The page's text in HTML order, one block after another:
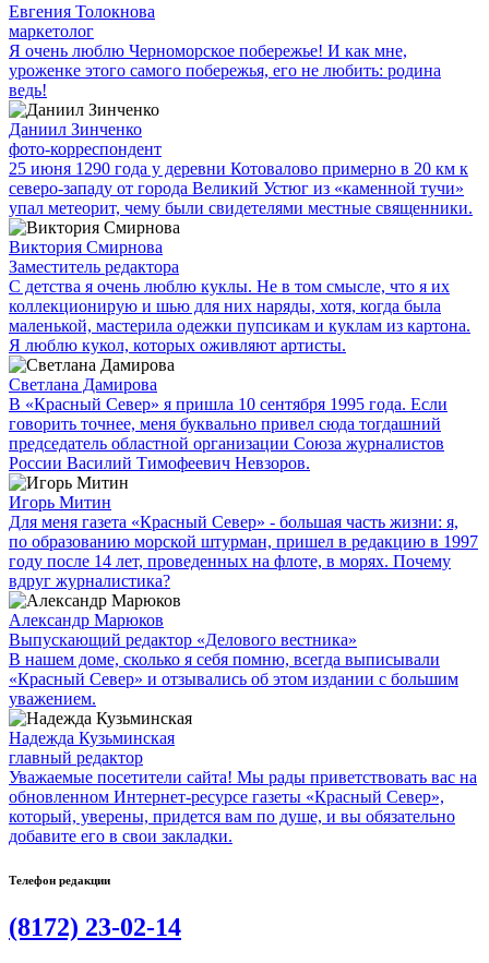
Евгения Толокнова
маркетолог
Я очень люблю Черноморское побережье! И как мне,
уроженке этого самого побережья, его не любить: родина
ведь!
Даниил Зинченко
фото-корреспондент
25 июня 1290 года у деревни Котовалово примерно в 20 км к
северо-западу от города Великий Устюг из «каменной тучи»
упал метеорит, чему были свидетелями местные священники.
Виктория Смирнова
Заместитель редактора
С детства я очень люблю куклы. Не в том смысле, что я их
коллекционирую и шью для них наряды, хотя, когда была
маленькой, мастерила одежки пупсикам и куклам из картона.
Я люблю кукол, которых оживляют артисты.
Светлана Дамирова
В «Красный Север» я пришла 10 сентября 1995 года. Если
говорить точнее, меня буквально привел сюда тогдашний
председатель областной организации Союза журналистов
России Василий Тимофеевич Невзоров.
Игорь Митин
Для меня газета «Красный Север» - большая часть жизни: я,
по образованию морской штурман, пришел в редакцию в 1997
году после 14 лет, проведенных на флоте, в морях. Почему
вдруг журналистика?
Александр Марюков
Выпускающий редактор «Делового вестника»
В нашем доме, сколько я себя помню, всегда выписывали
«Красный Север» и отзывались об этом издании с большим
уважением.
Надежда Кузьминская
главный редактор
Уважаемые посетители сайта! Мы рады приветствовать вас на
обновленном Интернет-ресурсе газеты «Красный Север»,
который, уверены, придется вам по душе, и вы обязательно
добавите его в свои закладки.
Телефон редакции
(8172) 23-02-14